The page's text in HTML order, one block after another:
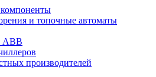
и топочные автоматы
ABB
производителей